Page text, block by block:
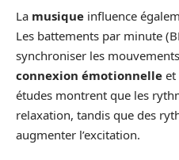
La musique influence
Les battements par minute
synchroniser les
connexion émotionnelle et
études montrent que les
relaxation, tandis que des
augmenter l’excitation.